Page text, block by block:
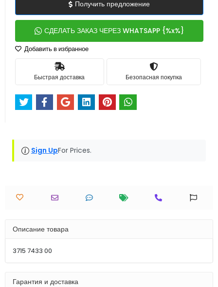
Получить предложение
СДЕЛАТЬ ЗАКАЗ ЧЕРЕЗ WHATSAPP {%x%}
Добавить в избранное
Быстрая доставка Безопасная покупка
Sign UpFor Prices.
Описание товара
3715 7433 00
Гарантия и доставка